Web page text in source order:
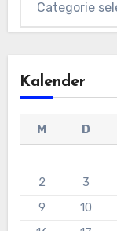
Kalender
M D
2
3
9
10